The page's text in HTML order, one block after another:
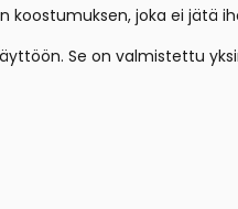
joka ei jätä
Se on valmistettu